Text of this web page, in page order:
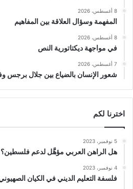
8 أغسطس، 2026
المفهمة وسؤال العلاقة بين المفاهيم
8 أغسطس، 2026
في مواجهة ديكتاتورية النص
7 أغسطس، 2026
شعور الإنسان بالضياع بين جلال برجس
اخترنا لكم
5 نوفمبر، 2023
هل الراهن العربي مؤهَّل لدعم فلسطين؟
4 نوفمبر، 2023
فلسفة التعليم الديني في الكيان